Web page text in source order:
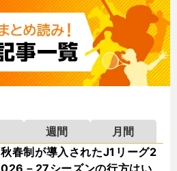
週間
月間
秋春制が導入されたJ1リーグ2
026－27シーズンの行方はい